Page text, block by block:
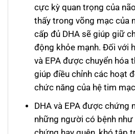
cực kỳ quan trọng của
thấy trong võng mạc của
cấp đủ DHA sẽ giúp giữ
động khỏe mạnh. Đối với
và EPA được chuyển hóa
giúp điều chỉnh các hoạt
chức năng của hệ tim
DHA và EPA được chứng
những người có bệnh